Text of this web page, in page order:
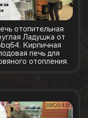
отопительная
Ладушка от
Кирпичная
печь для
отопления.